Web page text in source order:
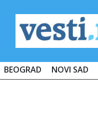
BEOGRAD NOVI SAD